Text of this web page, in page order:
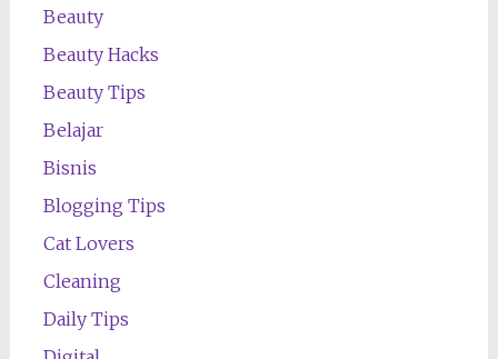
Beauty
Beauty Hacks
Beauty Tips
Belajar
Bisnis
Blogging Tips
Cat Lovers
Cleaning
Daily Tips